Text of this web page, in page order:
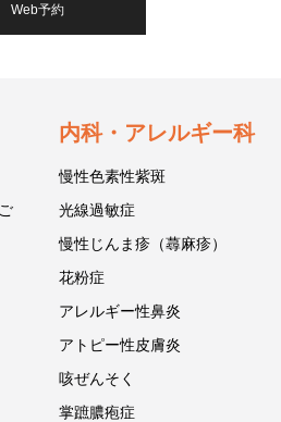
Web予約
内科・アレルギー科
慢性色素性紫斑
光線過敏症
慢性じんま疹（蕁麻疹）
花粉症
アレルギー性鼻炎
アトピー性皮膚炎
咳ぜんそく
掌蹠膿疱症